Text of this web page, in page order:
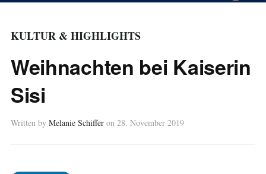
KULTUR & HIGHLIGHTS
Weihnachten bei Kaiserin
Sisi
Written by Melanie Schiffer on 28. November 2019